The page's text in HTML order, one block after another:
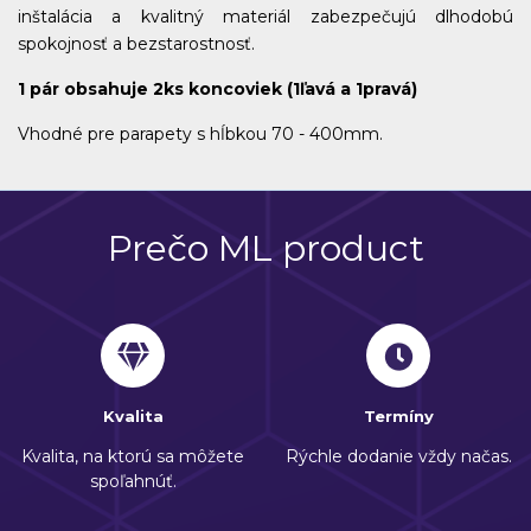
inštalácia a kvalitný materiál zabezpečujú dlhodobú
spokojnosť a bezstarostnosť.
1 pár obsahuje 2ks koncoviek (1ľavá a 1pravá)
Vhodné pre parapety s hĺbkou 70 - 400mm.
Prečo ML product
Kvalita
Kvalita, na ktorú sa môžete
spoľahnúť.
Termíny
Rýchle dodanie vždy načas.